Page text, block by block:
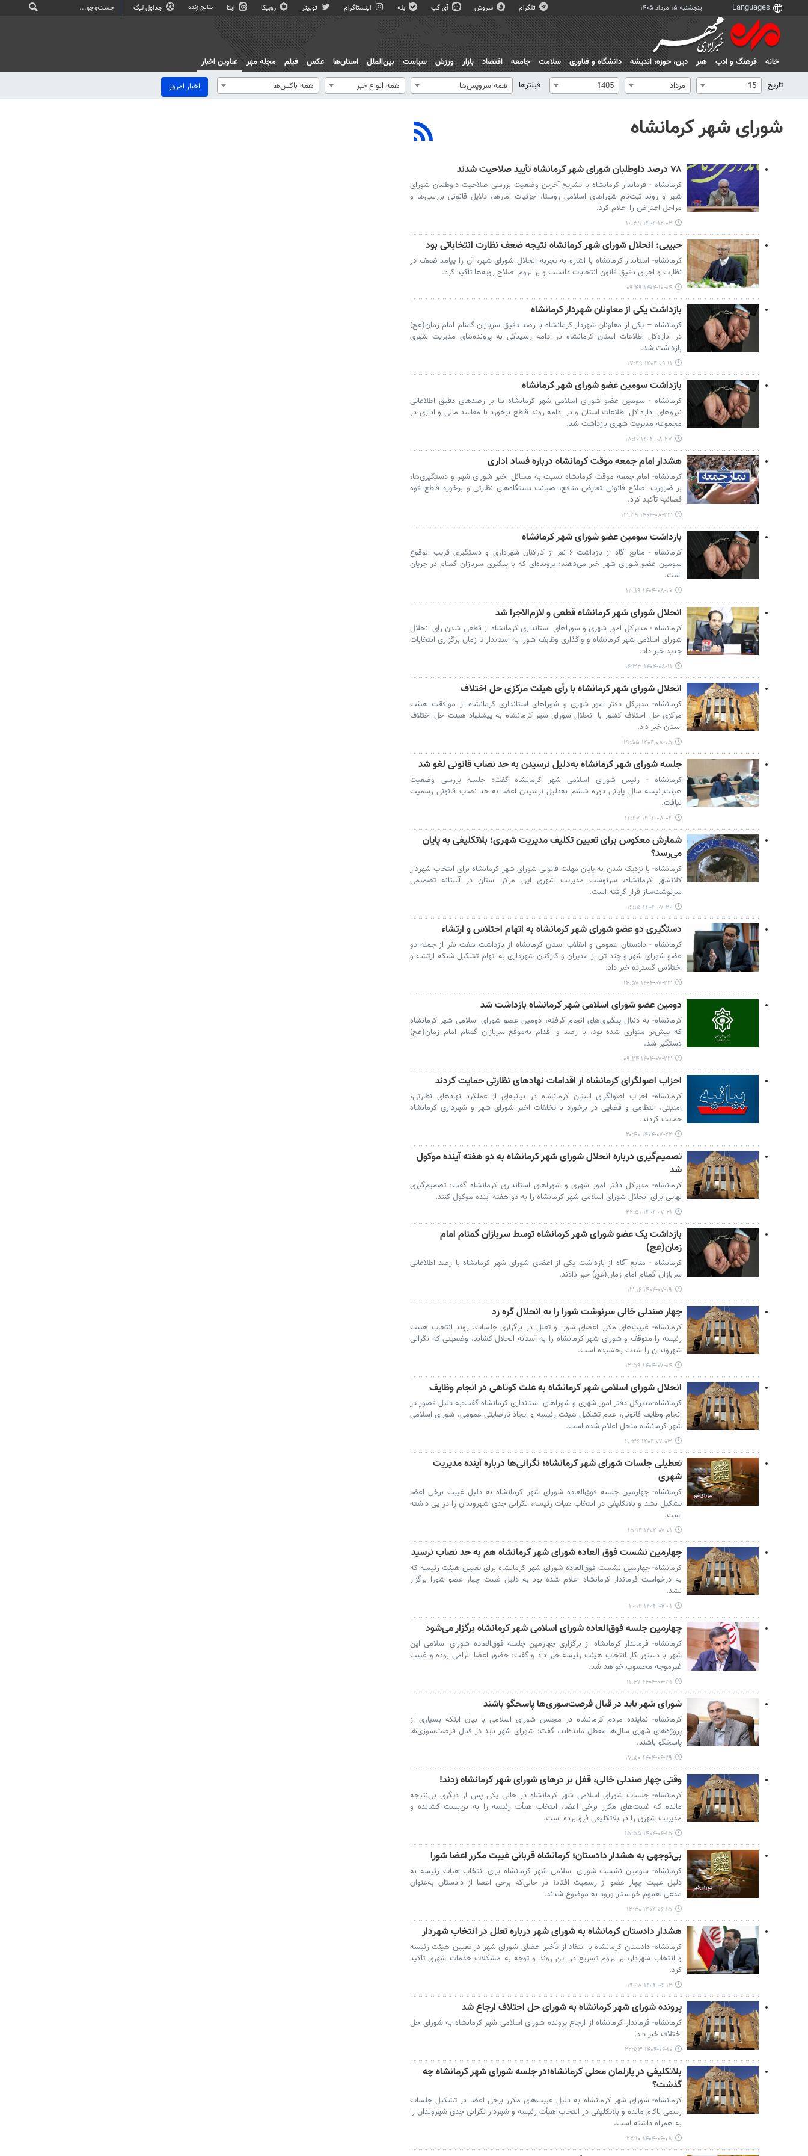
پنجشنبه ۱۵ مرداد ۱۴۰۵ تلگرام سروش آی گپ بله اینستاگرام توییتر روبیکا ایتا نتایج زنده جداول لیگ
خانه فرهنگ و ادب هنر دين، حوزه، انديشه دانشگاه و فناوری سلامت جامعه اقتصاد بازار ورزش سیاست بین‌الملل استان‌ها عکس فیلم مجله مهر
عناوین اخبار
تاریخ
15 مرداد 1405 فیلترها همه سرویس‌ها همه انواع خبر همه باکس‌ها اخبار امروز
شورای شهر کرمانشاه
۷۸ درصد داوطلبان شورای شهر کرمانشاه تأیید صلاحیت شدند
کرمانشاه - فرماندار کرمانشاه با تشریح آخرین وضعیت بررسی صلاحیت داوطلبان شورای
شهر و روند ثبت‌نام شوراهای اسلامی روستا، جزئیات آمارها، دلایل قانونی بررسی‌ها و
مراحل اعتراض را اعلام کرد.
۱۴۰۴-۱۲-۰۲ ۱۶:۳۹
حبیبی: انحلال شورای شهر کرمانشاه نتیجه ضعف نظارت انتخاباتی بود
کرمانشاه- استاندار کرمانشاه با اشاره به تجربه انحلال شورای شهر، آن را پیامد ضعف در
نظارت و اجرای دقیق قانون انتخابات دانست و بر لزوم اصلاح رویه‌ها تأکید کرد.
۱۴۰۴-۱۰-۰۴ ۰۹:۴۹
بازداشت یکی از معاونان شهردار کرمانشاه
کرمانشاه – یکی از معاونان شهردار کرمانشاه با رصد دقیق سربازان گمنام امام زمان(عج)
در اداره‌کل اطلاعات استان کرمانشاه در ادامه رسیدگی به پرونده‌های مدیریت شهری
بازداشت شد.
۱۴۰۴-۰۹-۱۱ ۱۷:۴۹
بازداشت سومین عضو شورای شهر کرمانشاه
کرمانشاه - سومین عضو شورای اسلامی شهر کرمانشاه بنا بر رصدهای دقیق اطلاعاتی
نیروهای اداره کل اطلاعات استان و در ادامه روند قاطع برخورد با مفاسد مالی و اداری در
مجموعه مدیریت شهری بازداشت شد.
۱۴۰۴-۰۸-۲۷ ۱۸:۱۶
هشدار امام جمعه موقت کرمانشاه درباره فساد اداری
کرمانشاه- امام جمعه موقت کرمانشاه نسبت به مسائل اخیر شورای شهر و دستگیری‌ها،
بر ضرورت اصلاح قانونی تعارض منافع، صیانت دستگاه‌های نظارتی و برخورد قاطع قوه
قضائیه تأکید کرد.
۱۴۰۴-۰۸-۲۳ ۱۳:۳۹
بازداشت سومین عضو شورای شهر کرمانشاه
کرمانشاه - منابع آگاه از بازداشت ۶ نفر از کارکنان شهرداری و دستگیری قریب الوقوع
سومین عضو شورای شهر خبر می‌دهند؛ پرونده‌ای که با پیگیری سربازان گمنام در جریان
است.
۱۴۰۴-۰۸-۲۰ ۱۳:۱۹
انحلال شورای شهر کرمانشاه قطعی و لازم‌الاجرا شد
کرمانشاه - مدیرکل امور شهری و شوراهای استانداری کرمانشاه از قطعی شدن رأی انحلال
شورای اسلامی شهر کرمانشاه و واگذاری وظایف شورا به استاندار تا زمان برگزاری انتخابات
جدید خبر داد.
۱۴۰۴-۰۸-۱۱ ۱۶:۳۳
انحلال شورای شهر کرمانشاه با رأی هیئت مرکزی حل اختلاف
کرمانشاه- مدیرکل دفتر امور شهری و شوراهای استانداری کرمانشاه از موافقت هیئت
مرکزی حل اختلاف کشور با انحلال شورای شهر کرمانشاه به پیشنهاد هیئت حل اختلاف
استان خبر داد.
۱۴۰۴-۰۸-۰۵ ۱۹:۵۵
جلسه شورای شهر کرمانشاه به‌دلیل نرسیدن به حد نصاب قانونی لغو شد
کرمانشاه - رئیس شورای اسلامی شهر کرمانشاه گفت: جلسه بررسی وضعیت
هیئت‌رئیسه سال پایانی دوره ششم به‌دلیل نرسیدن اعضا به حد نصاب قانونی رسمیت
نیافت.
۱۴۰۴-۰۸-۰۴ ۱۴:۴۷
شمارش معکوس برای تعیین تکلیف مدیریت شهری؛ بلاتکلیفی به پایان
می‌رسد؟
کرمانشاه- با نزدیک شدن به پایان مهلت قانونی شورای شهر کرمانشاه برای انتخاب شهردار
کلانشهر کرمانشاه، سرنوشت مدیریت شهری این مرکز استان در آستانه تصمیمی
سرنوشت‌ساز قرار گرفته است.
۱۴۰۴-۰۷-۲۶ ۱۶:۱۵
دستگیری دو عضو شورای شهر کرمانشاه به اتهام اختلاس و ارتشاء
کرمانشاه - دادستان عمومی و انقلاب استان کرمانشاه از بازداشت هفت نفر از جمله دو
عضو شورای شهر و چند تن از مدیران و کارکنان شهرداری به اتهام تشکیل شبکه ارتشاء و
اختلاس گسترده خبر داد.
۱۴۰۴-۰۷-۲۳ ۱۴:۵۷
دومین عضو شورای اسلامی شهر کرمانشاه بازداشت شد
کرمانشاه- به دنبال پیگیری‌های انجام گرفته، دومین عضو شورای اسلامی شهر کرمانشاه
که پیش‌تر متواری شده بود، با رصد و اقدام به‌موقع سربازان گمنام امام زمان(عج)
دستگیر شد.
۱۴۰۴-۰۷-۲۳ ۰۹:۲۴
احزاب اصولگرای کرمانشاه از اقدامات نهادهای نظارتی حمایت کردند
کرمانشاه- احزاب اصولگرای استان کرمانشاه در بیانیه‌ای از عملکرد نهادهای نظارتی،
امنیتی، انتظامی و قضایی در برخورد با تخلفات اخیر شورای شهر و شهرداری کرمانشاه
حمایت کردند.
۱۴۰۴-۰۷-۲۲ ۲۰:۴۰
تصمیم‌گیری درباره انحلال شورای شهر کرمانشاه به دو هفته آینده موکول
شد
کرمانشاه- مدیرکل دفتر امور شهری و شوراهای استانداری کرمانشاه گفت: تصمیم‌گیری
نهایی برای انحلال شورای اسلامی شهر کرمانشاه را به دو هفته آینده موکول کنند.
۱۴۰۴-۰۷-۲۱ ۲۲:۵۱
بازداشت یک عضو شورای شهر کرمانشاه توسط سربازان گمنام امام
زمان(عج)
کرمانشاه - منابع آگاه از بازداشت یکی از اعضای شورای شهر کرمانشاه با رصد اطلاعاتی
سربازان گمنام امام زمان(عج) خبر دادند.
۱۴۰۴-۰۷-۱۹ ۱۳:۱۶
چهار صندلی خالی سرنوشت شورا را به انحلال گره زد
کرمانشاه- غیبت‌های مکرر اعضای شورا و تعلل در برگزاری جلسات، روند انتخاب هیئت
رئیسه را متوقف و شورای شهر کرمانشاه را به آستانه انحلال کشاند، وضعیتی که نگرانی
شهروندان را شدت بخشیده است.
۱۴۰۴-۰۷-۰۴ ۱۲:۵۹
انحلال شورای اسلامی شهر کرمانشاه به علت کوتاهی در انجام وظایف
کرمانشاه-مدیرکل دفتر امور شهری و شوراهای استانداری کرمانشاه گفت:به دلیل قصور در
انجام وظایف قانونی، عدم تشکیل هیئت رئیسه و ایجاد نارضایتی عمومی، شورای اسلامی
شهر کرمانشاه منحل اعلام شده است.
۱۴۰۴-۰۷-۰۳ ۱۰:۳۶
تعطیلی جلسات شورای شهر کرمانشاه؛ نگرانی‌ها درباره آینده مدیریت
شهری
کرمانشاه- چهارمین جلسه فوق‌العاده شورای شهر کرمانشاه به دلیل غیبت برخی اعضا
تشکیل نشد و بلاتکلیفی در انتخاب هیات رئیسه، نگرانی جدی شهروندان را در پی داشته
است.
۱۴۰۴-۰۷-۰۱ ۱۵:۱۴
چهارمین نشست فوق العاده شورای شهر کرمانشاه هم به حد نصاب نرسید
کرمانشاه- چهارمین نشست فوق‌العاده شورای شهر کرمانشاه برای تعیین هیئت رئیسه که
به درخواست فرماندار کرمانشاه اعلام شده بود به دلیل غیبت چهار عضو شورا برگزار
نشد.
۱۴۰۴-۰۷-۰۱ ۱۰:۱۴
چهارمین جلسه فوق‌العاده شورای اسلامی شهر کرمانشاه برگزار می‌شود
کرمانشاه- فرماندار کرمانشاه از برگزاری چهارمین جلسه فوق‌العاده شورای اسلامی این
شهر با دستور کار انتخاب هیئت رئیسه خبر داد و گفت: حضور اعضا الزامی بوده و غیبت
غیرموجه محسوب خواهد شد.
۱۴۰۴-۰۶-۳۱ ۱۱:۴۷
شورای شهر باید در قبال فرصت‌سوزی‌ها پاسخگو باشند
کرمانشاه- نماینده مردم کرمانشاه در مجلس شورای اسلامی با بیان اینکه بسیاری از
پروژه‌های شهری سال‌ها معطل مانده‌اند، گفت: شورای شهر باید در قبال فرصت‌سوزی‌ها
پاسخگو باشند.
۱۴۰۴-۰۶-۲۹ ۱۷:۵۰
وقتی چهار صندلی خالی، قفل بر درهای شورای شهر کرمانشاه زدند!
کرمانشاه- جلسات شورای اسلامی شهر کرمانشاه در حالی یکی پس از دیگری بی‌نتیجه
مانده که غیبت‌های مکرر برخی اعضا، انتخاب هیأت رئیسه را به بن‌بست کشانده و
مدیریت شهری را در بلاتکلیفی فرو برده است.
۱۴۰۴-۰۶-۱۵ ۱۵:۵۵
بی‌توجهی به هشدار دادستان؛ کرمانشاه قربانی غیبت مکرر اعضا شورا
کرمانشاه- سومین نشست شورای اسلامی شهر کرمانشاه برای انتخاب هیأت رئیسه به
دلیل غیبت چهار عضو از رسمیت افتاد؛ در حالی‌که برخی اعضا از دادستان به‌عنوان
مدعی‌العموم خواستار ورود به موضوع شدند.
۱۴۰۴-۰۶-۱۵ ۱۲:۳۰
هشدار دادستان کرمانشاه به شورای شهر درباره تعلل در انتخاب شهردار
کرمانشاه- دادستان کرمانشاه با انتقاد از تأخیر اعضای شورای شهر در تعیین هیئت رئیسه
و انتخاب شهردار، بر لزوم تسریع در این روند و توجه به مشکلات خدمات شهری تأکید
کرد.
۱۴۰۴-۰۶-۱۲ ۱۹:۰۸
پرونده شورای شهر کرمانشاه به شورای حل اختلاف ارجاع شد
کرمانشاه- فرماندار کرمانشاه از ارجاع پرونده شورای اسلامی شهر کرمانشاه به شورای حل
اختلاف خبر داد.
۱۴۰۴-۰۶-۱۰ ۲۲:۵۳
بلاتکلیفی در پارلمان محلی کرمانشاه؛در جلسه شورای شهر کرمانشاه چه
گذشت؟
کرمانشاه- شورای شهر کرمانشاه به دلیل غیبت‌های مکرر برخی اعضا در تشکیل جلسات
رسمی ناکام مانده و بلاتکلیفی در انتخاب هیأت رئیسه و شهردار نگرانی جدی شهروندان را
به همراه داشته است.
۱۴۰۴-۰۶-۰۸ ۲۲:۱۰